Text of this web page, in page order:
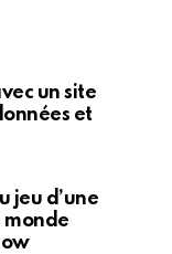
un site
et
jeu d’une
monde